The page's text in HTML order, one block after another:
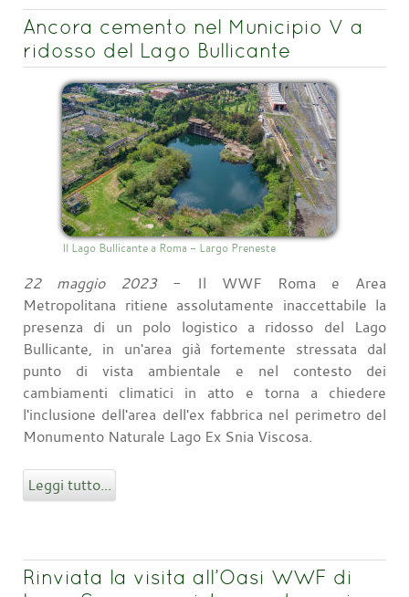
Ancora cemento nel Municipio V a
ridosso del Lago Bullicante
Il Lago Bullicante a Roma - Largo Preneste
22 maggio 2023- Il WWF Roma e Area
Metropolitana ritiene assolutamente inaccettabile la
presenza di un polo logistico a ridosso del Lago
Bullicante, in un'area già fortemente stressata dal
punto di vista ambientale e nel contesto dei
cambiamenti climatici in atto e torna a chiedere
l'inclusione dell'area dell'ex fabbrica nel perimetro del
Monumento Naturale Lago Ex Snia Viscosa.
Leggi tutto...
Rinviata la visita all’Oasi WWF di